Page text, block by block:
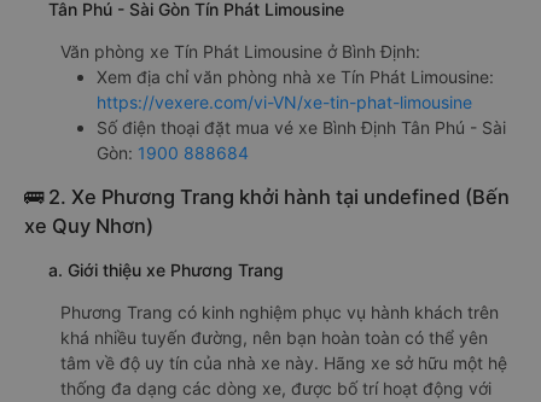
Tân Phú - Sài Gòn Tín Phát Limousine
Văn phòng xe Tín Phát Limousine ở Bình Định:
Xem địa chỉ văn phòng nhà xe Tín Phát Limousine:
https://vexere.com/vi-VN/xe-tin-phat-limousine
Số điện thoại đặt mua vé xe Bình Định Tân Phú - Sài
Gòn: 1900 888684
🚌 2. Xe Phương Trang khởi hành tại undefined (Bến
xe Quy Nhơn)
a. Giới thiệu xe Phương Trang
Phương Trang có kinh nghiệm phục vụ hành khách trên
khá nhiều tuyến đường, nên bạn hoàn toàn có thể yên
tâm về độ uy tín của nhà xe này. Hãng xe sở hữu một hệ
thống đa dạng các dòng xe, được bố trí hoạt động với